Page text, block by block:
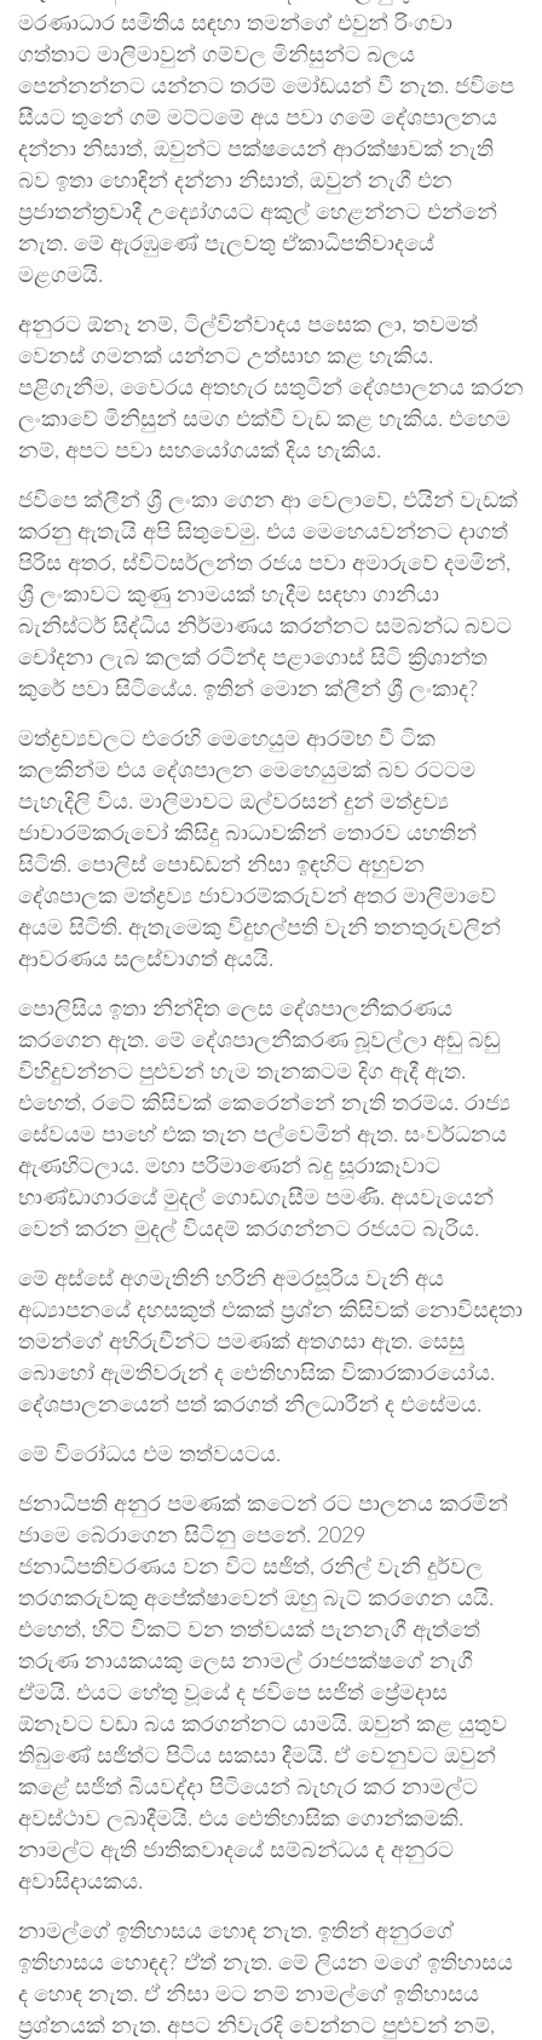
මරණාධාර සමිතිය සඳහා තමන්ගේ එවුන් රිංගවා
ගත්තාට මාලිමාවුන් ගම්වල මිනිසුන්ට බලය
පෙන්නන්නට යන්නට තරම් මෝඩයන් වී නැත. ජවිපෙ
සීයට තුනේ ගම් මට්ටමේ අය පවා ගමේ දේශපාලනය
දන්නා නිසාත්, ඔවුන්ට පක්ෂයෙන් ආරක්ෂාවක් නැති
බව ඉතා හොඳින් දන්නා නිසාත්, ඔවුන් නැගී එන
ප්‍රජාතන්ත්‍රවාදී උද්‍යෝගයට අකුල් හෙළන්නට එන්නේ
නැත. මේ ඇරඹුණේ පැලවතු ඒකාධිපතිවාදයේ
මළගමයි.
අනුරට ඕනෑ නම්, ටිල්වින්වාදය පසෙක ලා, තවමත්
වෙනස් ගමනක් යන්නට උත්සාහ කළ හැකිය.
පළිගැනීම, වෛරය අතහැර සතුටින් දේශපාලනය කරන
ලංකාවේ මිනිසුන් සමග එක්වී වැඩ කළ හැකිය. එහෙම
නම්, අපට පවා සහයෝගයක් දිය හැකිය.
ජවිපෙ ක්ලීන් ශ්‍රී ලංකා ගෙන ආ වෙලාවේ, එයින් වැඩක්
කරනු ඇතැයි අපි සිතුවෙමු. එය මෙහෙයවන්නට දාගත්
පිරිස අතර, ස්විට්සර්ලන්ත රජය පවා අමාරුවේ දමමින්,
ශ්‍රී ලංකාවට කුණු නාමයක් හැදීම සඳහා ගානියා
බැනිස්ටර් සිද්ධිය නිර්මාණය කරන්නට සම්බන්ධ බවට
චෝදනා ලැබ කලක් රටින්ද පළාගොස් සිටි ක්‍රිශාන්ත
කුරේ පවා සිටියේය. ඉතින් මොන ක්ලීන් ශ්‍රී ලංකාද?
මත්ද්‍රව්‍යවලට එරෙහි මෙහෙයුම ආරම්භ වී ටික
කලකින්ම එය දේශපාලන මෙහෙයුමක් බව රටටම
පැහැදිලි විය. මාලිමාවට ඔල්වරසන් දුන් මත්ද්‍රව්‍ය
ජාවාරම්කරුවෝ කිසිදු බාධාවකින් තොරව යහතින්
සිටිති. පොලිස් පොඩ්ඩන් නිසා ඉඳහිට අහුවන
දේශපාලක මත්ද්‍රව්‍ය ජාවාරම්කරුවන් අතර මාලිමාවේ
අයම සිටිති. ඇතැමෙකු විදුහල්පති වැනි තනතුරුවලින්
ආවරණය සලස්වාගත් අයයි.
පොලිසිය ඉතා නින්දිත ලෙස දේශපාලනීකරණය
කරගෙන ඇත. මේ දේශපාලනීකරණ බූවල්ලා අඬු බඬු
විහිදුවන්නට පුළුවන් හැම තැනකටම දිග ඇදී ඇත.
එහෙත්, රටේ කිසිවක් කෙරෙන්නේ නැති තරම්ය. රාජ්‍ය
සේවයම පාහේ එක තැන පල්වෙමින් ඇත. සංවර්ධනය
ඇණහිටලාය. මහා පරිමාණෙන් බදු සූරාකෑවාට
භාණ්ඩාගාරයේ මුදල් ගොඩගැසීම පමණි. අයවැයෙන්
වෙන් කරන මුදල් වියදම් කරගන්නට රජයට බැරිය.
මේ අස්සේ අගමැතිනි හරිනි අමරසූරිය වැනි අය
අධ්‍යාපනයේ දහසකුත් එකක් ප්‍රශ්න කිසිවක් නොවිසඳතා
තමන්ගේ අභිරුචීන්ට පමණක් අතගසා ඇත. සෙසු
බොහෝ ඇමතිවරුන් ද ඓතිහාසික විකාරකාරයෝය.
දේශපාලනයෙන් පත් කරගත් නිලධාරීන් ද එසේමය.
මේ විරෝධය එම තත්වයටය.
ජනාධිපති අනුර පමණක් කටෙන් රට පාලනය කරමින්
ජාමෙ බේරාගෙන සිටිනු පෙනේ. 2029
ජනාධිපතිවරණය වන විට සජිත්, රනිල් වැනි දුර්වල
තරගකරුවකු අපේක්ෂාවෙන් ඔහු බැට් කරගෙන යයි.
එහෙත්, හිට් විකට් වන තත්වයක් පැනනැගී ඇත්තේ
තරුණ නායකයකු ලෙස නාමල් රාජපක්ෂගේ නැගී
ඒමයි. එයට හේතු වූයේ ද ජවිපෙ සජිත් ප්‍රේමදාස
ඕනෑවට වඩා බය කරගන්නට යාමයි. ඔවුන් කළ යුතුව
තිබුණේ සජිත්ට පිටිය සකසා දීමයි. ඒ වෙනුවට ඔවුන්
කළේ සජිත් බියවද්දා පිටියෙන් බැහැර කර නාමල්ට
අවස්ථාව ලබාදීමයි. එය ඓතිහාසික ගොන්කමකි.
නාමල්ට ඇති ජාතිකවාදයේ සම්බන්ධය ද අනුරට
අවාසිදායකය.
නාමල්ගේ ඉතිහාසය හොඳ නැත. ඉතින් අනුරගේ
ඉතිහාසය හොඳද? ඒත් නැත. මේ ලියන මගේ ඉතිහාසය
ද හොඳ නැත. ඒ නිසා මට නම් නාමල්ගේ ඉතිහාසය
ප්‍රශ්නයක් නැත. අපට නිවැරදි වෙන්නට පුළුවන් නම්,